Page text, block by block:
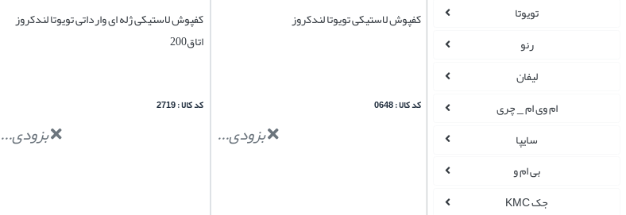
تویوتا
رنو
لیفان
ام وی ام _ چری
سایپا
بی ام و
جک KMC
کفپوش لاستیکی تویوتا لندکروز
کد کالا : 0648
بزودی...
کفپوش لاستیکی ژله ای وارداتی تویوتا لندکروز
اتاق200
کد کالا : 2719
بزودی...